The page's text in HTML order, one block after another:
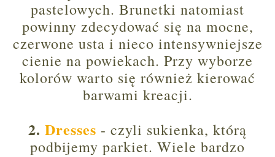
pastelowych. Brunetki natomiast
powinny zdecydować się na mocne,
czerwone usta i nieco intensywniejsze
cienie na powiekach. Przy wyborze
kolorów warto się również kierować
barwami kreacji.
2. Dresses - czyli sukienka, którą
podbijemy parkiet. Wiele bardzo